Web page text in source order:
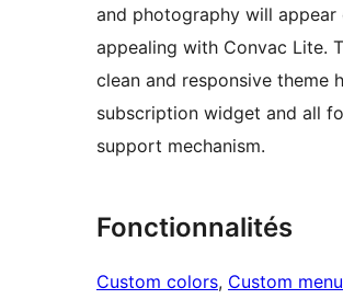
and photography will appear
appealing with Convac Lite.
clean and responsive theme
subscription widget and all
support mechanism.
Fonctionnalités
Custom colors, Custom menu